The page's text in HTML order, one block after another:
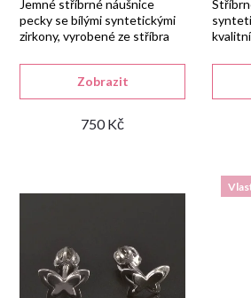
o
d
k
750 Kč
Zobrazit
Jemné stříbrné náušnice
pecky se bílými syntetickými
zirkony, vyrobené ze stříbra
povrchovou úpravou a
šroubkovým uzávěrem.